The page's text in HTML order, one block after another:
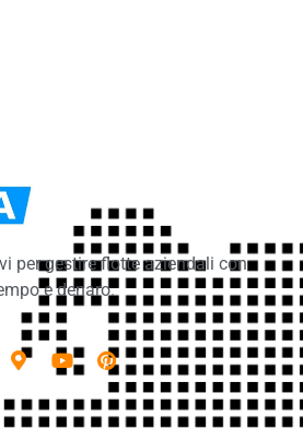
per gestire flotte aziendali con
e denaro.